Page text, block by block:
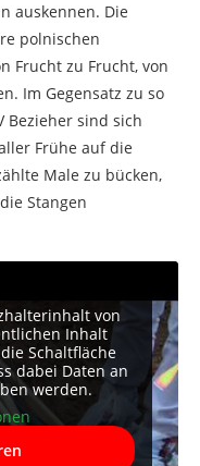
auskennen. Die
polnischen
Frucht zu Frucht, von
Im Gegensatz zu so
Bezieher sind sich
Frühe auf die
Male zu bücken,
Stangen
von
Inhalt
Schaltfläche
dabei Daten an
werden.